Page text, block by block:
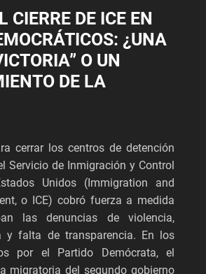
CIERRE DE ICE EN
¿UNA
O UN
DE LA
cerrar los centros de detención
Servicio de Inmigración y Control
Unidos (Immigration and
o ICE) cobró fuerza a medida
las denuncias de violencia,
y falta de transparencia. En los
por el Partido Demócrata, el
migratoria del segundo gobierno